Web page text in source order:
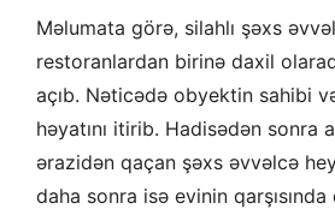
Məlumata görə, silahlı şəxs
restoranlardan birinə daxil
açıb. Nəticədə obyektin sahibi
həyatını itirib. Hadisədən sonra
ərazidən qaçan şəxs əvvəlcə
daha sonra isə evinin